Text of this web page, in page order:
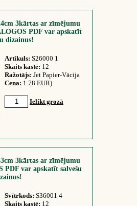
3kārtas ar zīmējumu
PDF var apskatīt
dizainus!
Artikuls: S26000 1
Skaits kastē: 12
Ražotājs: Jet Papier-Vācija
Cena: 1.78 EUR)
Ielikt grozā
3kārtas ar zīmējumu
var apskatīt salvešu
Svītrkods: S36001 4
Skaits kastē: 12